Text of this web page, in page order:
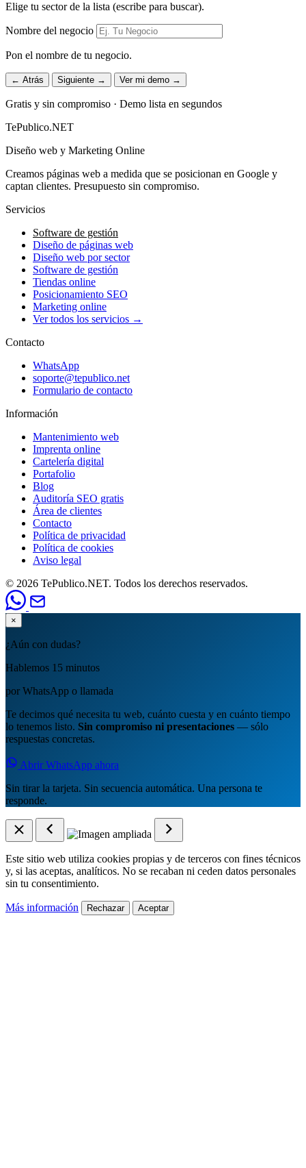
Elige tu sector de la lista (escribe para buscar).
Nombre del negocio
Pon el nombre de tu negocio.
← Atrás Siguiente → Ver mi demo →
Gratis y sin compromiso · Demo lista en segundos
TePublico.NET
Diseño web y Marketing Online
Creamos páginas web a medida que se posicionan en Google y
captan clientes. Presupuesto sin compromiso.
Servicios
Software de gestión
Diseño de páginas web
Diseño web por sector
Software de gestión
Tiendas online
Posicionamiento SEO
Marketing online
Ver todos los servicios →
Contacto
WhatsApp
soporte@tepublico.net
Formulario de contacto
Información
Mantenimiento web
Imprenta online
Cartelería digital
Portafolio
Blog
Auditoría SEO gratis
Área de clientes
Contacto
Política de privacidad
Política de cookies
Aviso legal
© 2026 TePublico.NET. Todos los derechos reservados.
×
¿Aún con dudas?
Hablemos 15 minutos
por WhatsApp o llamada
Te decimos qué necesita tu web, cuánto cuesta y en cuánto tiempo
lo tenemos listo. Sin compromiso ni presentaciones — sólo
respuestas concretas.
Abrir WhatsApp ahora
Sin tirar la tarjeta. Sin secuencia automática. Una persona te
responde.
Este sitio web utiliza cookies propias y de terceros con fines técnicos
y, si las aceptas, analíticos. No se recaban ni ceden datos personales
sin tu consentimiento.
Más información Rechazar Aceptar